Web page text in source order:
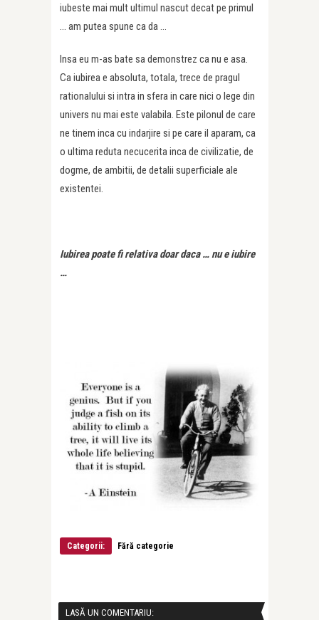
iubeste mai mult ultimul nascut decat pe primul
… am putea spune ca da …
Insa eu m-as bate sa demonstrez ca nu e asa.
Ca iubirea e absoluta, totala, trece de pragul
rationalului si intra in sfera in care nici o lege din
univers nu mai este valabila. Este pilonul de care
ne tinem inca cu indarjire si pe care il aparam, ca
o ultima reduta necucerita inca de civilizatie, de
dogme, de ambitii, de detalii superficiale ale
existentei.
Iubirea poate fi relativa doar daca … nu e iubire
…
Categorii: Fără categorie
LASĂ UN COMENTARIU: